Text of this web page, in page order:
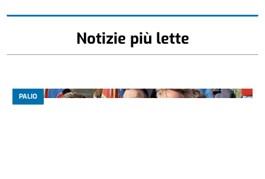
Notizie più lette
PALIO